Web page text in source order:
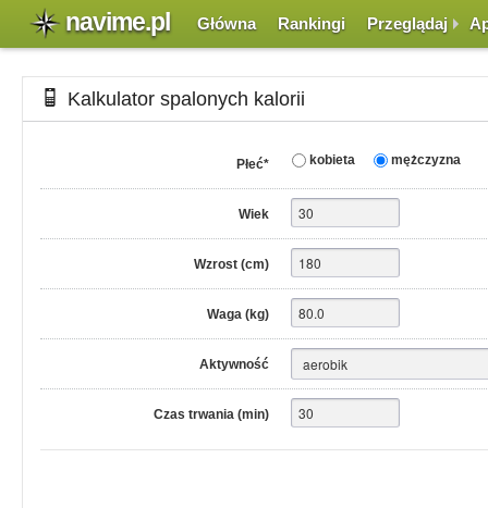
navime.pl Główna Rankingi Przeglądaj
Kalkulator spalonych kalorii
Płeć* kobieta mężczyzna
Wiek
Wzrost (cm)
Waga (kg)
Aktywność
Czas trwania (min)